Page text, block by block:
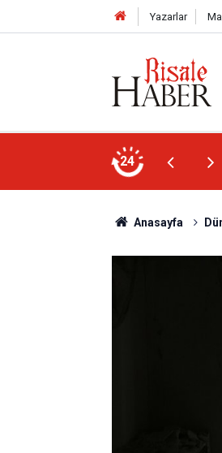
Yazarlar
24
Anasayfa